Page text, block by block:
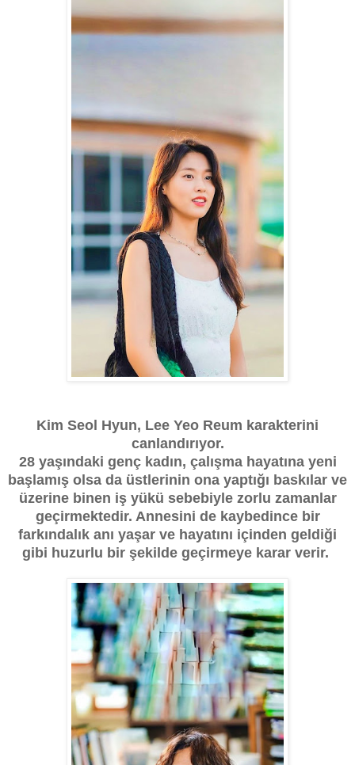
Kim Seol Hyun, Lee Yeo Reum karakterini
canlandırıyor.
28 yaşındaki genç kadın, çalışma hayatına yeni
başlamış olsa da üstlerinin ona yaptığı baskılar ve
üzerine binen iş yükü sebebiyle zorlu zamanlar
geçirmektedir. Annesini de kaybedince bir
farkındalık anı yaşar ve hayatını içinden geldiği
gibi huzurlu bir şekilde geçirmeye karar verir.